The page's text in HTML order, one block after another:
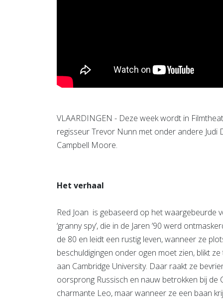
VLAARDINGEN - Deze week wordt in
regisseur Trevor Nunn met onder andere Judi
Campbell Moore.
Het verhaal
Red Joan is gebaseerd op het waargebeurde
‘granny spy’, die in de Jaren ’90 werd
de 80 en leidt een rustig leven, wanneer ze
beschuldigingen onder ogen moet zien, blikt
aan Cambridge University. Daar raakt ze
oorsprong Russisch en nauw betrokken bij de
charmante Leo, maar wanneer ze een baan